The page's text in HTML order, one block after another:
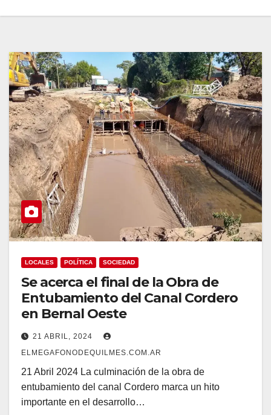
LOCALES POLÍTICA SOCIEDAD
Se acerca el final de la Obra de
Entubamiento del Canal Cordero
en Bernal Oeste
21 ABRIL, 2024
ELMEGAFONODEQUILMES.COM.AR
21 Abril 2024 La culminación de la obra de
entubamiento del canal Cordero marca un hito
importante en el desarrollo…